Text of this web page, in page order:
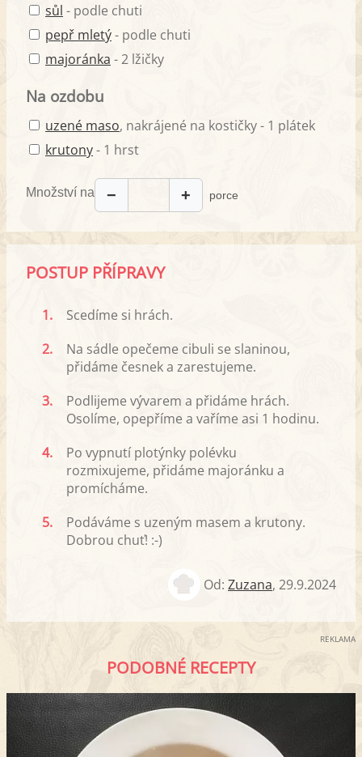
sůl - podle chuti
pepř mletý- podle chuti
majoránka - 2 lžičky
Na ozdobu
uzené maso, nakrájené na kostičky - 1 plátek
krutony- 1 hrst
Množství na − + porce
POSTUP PŘÍPRAVY
1.
Scedíme si hrách.
2.
Na sádle opečeme cibuli se slaninou,
přidáme česnek a zarestujeme.
3.
Podlijeme vývarem a přidáme hrách.
Osolíme, opepříme a vaříme asi 1 hodinu.
4.
Po vypnutí plotýnky polévku
rozmixujeme, přidáme majoránku a
promícháme.
5.
Podáváme s uzeným masem a krutony.
Dobrou chuť! :-)
Od: Zuzana, 29.9.2024
REKLAMA
PODOBNÉ RECEPTY